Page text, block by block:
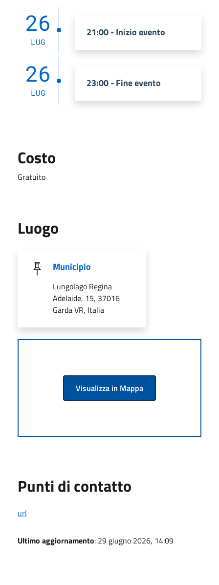
26
LUG
21:00 - Inizio evento
26
LUG
23:00 - Fine evento
Costo
Gratuito
Luogo
Municipio
Lungolago Regina
Adelaide, 15, 37016
Garda VR, Italia
Visualizza in Mappa
Punti di contatto
url
Ultimo aggiornamento: 29 giugno 2026, 14:09